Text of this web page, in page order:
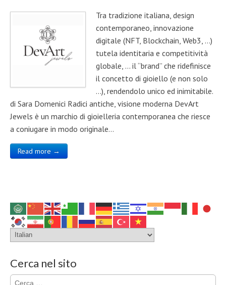
Tra tradizione italiana, design
contemporaneo, innovazione
digitale (NFT, Blockchain, Web3, …)
tutela identitaria e competitività
globale, … il “brand” che ridefinisce
il concetto di gioiello (e non solo
…), rendendolo unico ed inimitabile.
di Sara Domenici Radici antiche, visione moderna DevArt
Jewels è un marchio di gioielleria contemporanea che riesce
a coniugare in modo originale…
Read more →
Cerca nel sito
Ricerca